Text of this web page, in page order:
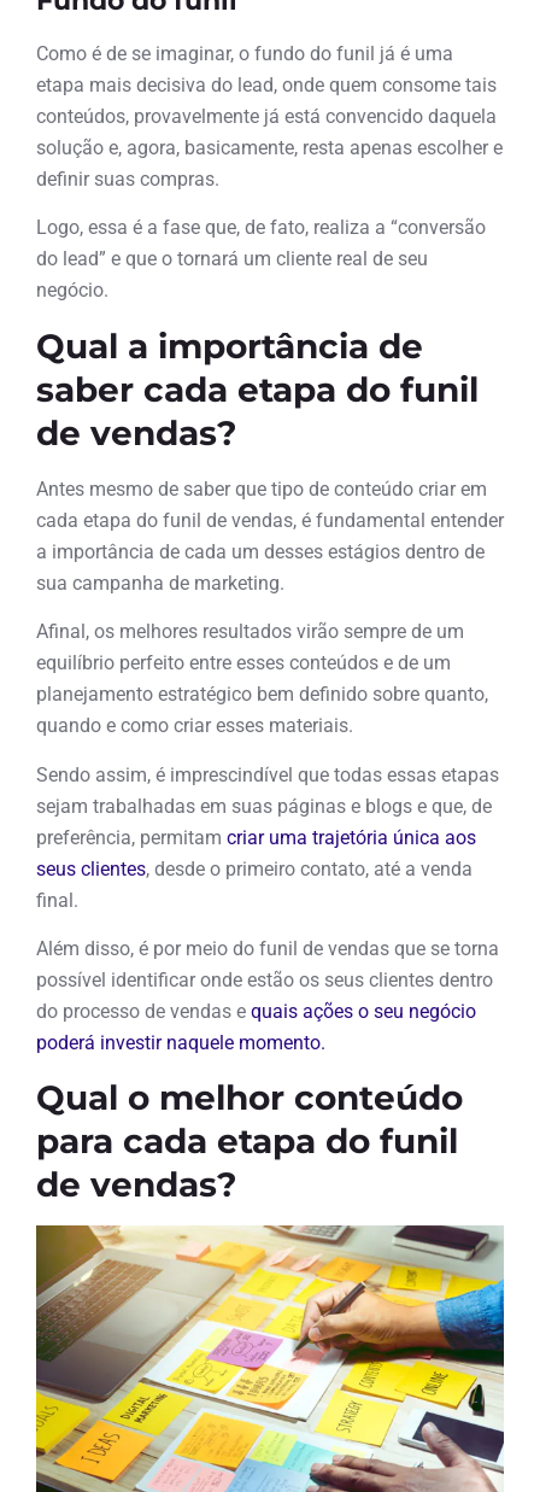
Como é de se imaginar, o fundo do funil já é uma
etapa mais decisiva do lead, onde quem consome tais
conteúdos, provavelmente já está convencido daquela
solução e, agora, basicamente, resta apenas escolher e
definir suas compras.
Logo, essa é a fase que, de fato, realiza a “conversão
do lead” e que o tornará um cliente real de seu
negócio.
Qual a importância de
saber cada etapa do funil
de vendas?
Antes mesmo de saber que tipo de conteúdo criar em
cada etapa do funil de vendas, é fundamental entender
a importância de cada um desses estágios dentro de
sua campanha de marketing.
Afinal, os melhores resultados virão sempre de um
equilíbrio perfeito entre esses conteúdos e de um
planejamento estratégico bem definido sobre quanto,
quando e como criar esses materiais.
Sendo assim, é imprescindível que todas essas etapas
sejam trabalhadas em suas páginas e blogs e que, de
preferência, permitam criar uma trajetória única aos
seus clientes, desde o primeiro contato, até a venda
final.
Além disso, é por meio do funil de vendas que se torna
possível identificar onde estão os seus clientes dentro
do processo de vendas e quais ações o seu negócio
poderá investir naquele momento.
Qual o melhor conteúdo
para cada etapa do funil
de vendas?